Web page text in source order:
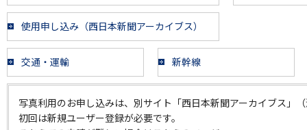
使用申し込み（西日本新聞アーカイブス）
交通・運輸 新幹線
写真利用のお申し込みは、別サイト「西日本新聞アーカイブス」
初回は新規ユーザー登録が必要です。